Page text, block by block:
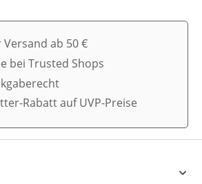
ab 50 €
bei Trusted Shops
Rabatt auf UVP-Preise